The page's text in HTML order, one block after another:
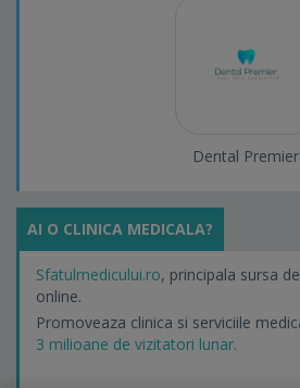
Dental Premier
AI O CLINICA MEDICALA?
Sfatulmedicului.ro, principala sursa
online.
Promoveaza clinica si serviciile
3 milioane de vizitatori lunar.